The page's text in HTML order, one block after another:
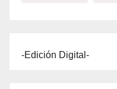
-Edición Digital-